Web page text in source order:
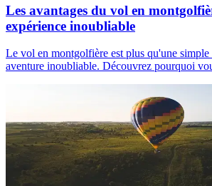
Les avantages du vol en
expérience inoubliable
Le vol en montgolfière est plus qu'une simple
aventure inoubliable. Découvrez pourquoi